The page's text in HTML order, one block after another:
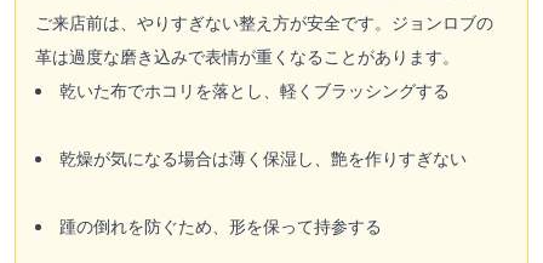
ご来店前は、やりすぎない整え方が安全です。ジョンロブの
革は過度な磨き込みで表情が重くなることがあります。
乾いた布でホコリを落とし、軽くブラッシングする
乾燥が気になる場合は薄く保湿し、艶を作りすぎない
踵の倒れを防ぐため、形を保って持参する